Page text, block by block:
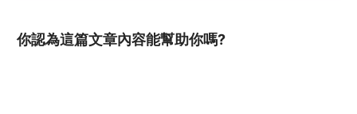
你認為這篇文章內容能幫助你嗎?